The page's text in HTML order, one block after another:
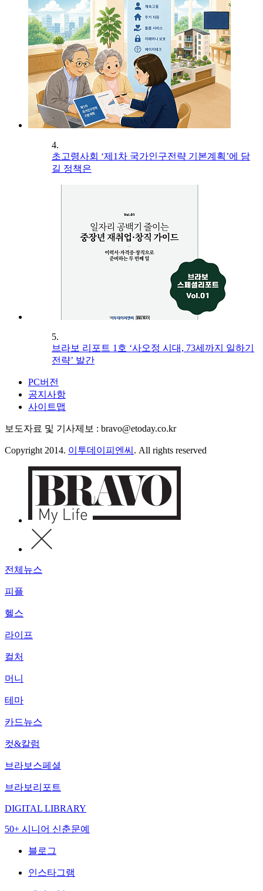
4.
초고령사회 ‘제1차 국가인구전략 기본계획’에 담
길 정책은
5.
브라보 리포트 1호 ‘사오정 시대, 73세까지 일하기
전략’ 발간
PC버전
공지사항
사이트맵
보도자료 및 기사제보 : bravo@etoday.co.kr
Copyright 2014. 이투데이피엔씨 . All rights reserved
전체뉴스
피플
헬스
라이프
컬처
머니
테마
카드뉴스
컷&칼럼
브라보스페셜
브라보리포트
DIGITAL LIBRARY
50+ 시니어 신춘문예
블로그
인스타그램